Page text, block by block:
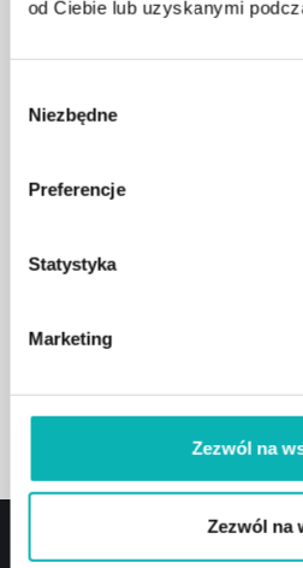
od Ciebie lub uzyskanymi
zgody
Niezbędne
Preferencje
Statystyka
Marketing
Zezwól na
Zezwól na
Główna PROMOCJE Spa Ogrodowe